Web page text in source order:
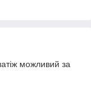
можливий за